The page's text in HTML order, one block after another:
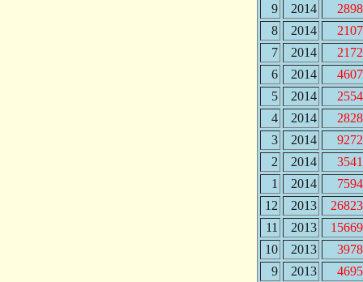
9
2014
2898
8
2014
2107
7
2014
2172
6
2014
4607
5
2014
2554
4
2014
2828
3
2014
9272
2
2014
3541
1
2014
7594
12
2013
26823
11
2013
15669
10
2013
3978
9
2013
4695